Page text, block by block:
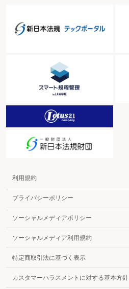
利用規約
プライバシーポリシー
ソーシャルメディアポリシー
ソーシャルメディア利用規約
特定商取引法に基づく表示
カスタマーハラスメントに対する基本方針